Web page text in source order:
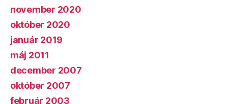
november 2020
október 2020
január 2019
máj 2011
december 2007
október 2007
február 2003